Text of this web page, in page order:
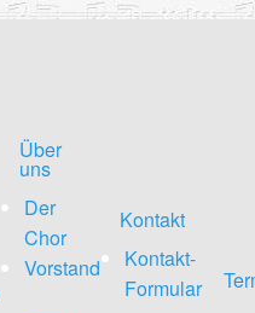
Über
uns
Der
Chor
Vorstand
Kontakt
Kontakt-
Formular